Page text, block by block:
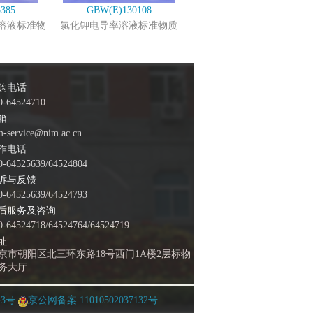
液标准物
GBW(E)130108
氯化钾电导率溶液标准物质
电话
64524710
service@nim.ac.cn
电话
64525639/64524804
与反馈
64525639/64524793
服务及咨询
64524718/64524764/64524719
市朝阳区北三环东路18号西门1A楼2层标物
大厅
号 京公网备案 11010502037132号